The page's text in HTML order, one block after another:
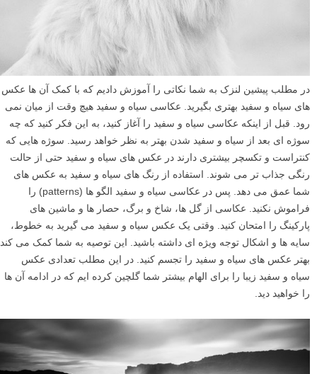
در مطلب پیشین لنزک به شما نکاتی را آموزش دادیم که با کمک آن ها عکس
های سیاه و سفید بهتری بگیرید. عکاسی سیاه و سفید هیچ وقت از میان نمی
رود. قبل از اینکه عکاسی سیاه و سفید را آغاز کنید، به این فکر کنید که چه
سوژه ای بعد از سیاه و سفید شدن بهتر به نظر خواهد رسید. سوژه هایی که
کنتراست و تکسچر بیشتری دارند در عکس های سیاه و سفید حتی از حالت
رنگی جذاب تر می شوند. استفاده از رنگ های سیاه و سفید به عکس های
شما عمق می دهد. پس در عکاسی سیاه و سفید الگو ها (patterns) را
فراموش نکنید. عکاسی از گل ها، شاخ و برگ، حصار ها و ماشین های
پارکینگ را امتحان کنید. وقتی یک عکس سیاه و سفید می گیرید به خطوط،
سایه ها و اشکال توجه ویژه ای داشته باشید. این توصیه به شما کمک می کند
بهتر عکس های سیاه و سفید را تجسم کنید. در این مطلب تعدادی عکس
سیاه و سفید زیبا را برای الهام بیشتر شما گلچین کرده ایم که در ادامه آن ها
را خواهید دید.